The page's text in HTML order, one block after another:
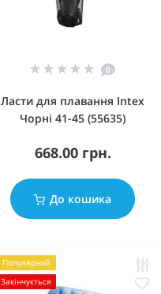
0
Ласти для плавання Intex
Чорні 41-45 (55635)
668.00 грн.
До кошика
Популярний
Закінчується